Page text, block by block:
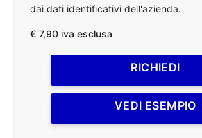
dai dati identificativi dell'azienda.
€ 7,90 iva esclusa
RICHIEDI
VEDI ESEMPIO